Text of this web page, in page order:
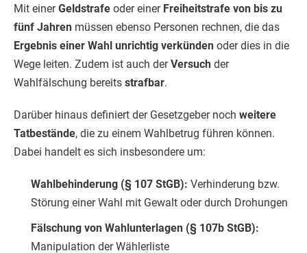
Mit einerGeldstrafe oder einer Freiheitstrafe von bis zu
fünf Jahren müssen ebenso Personen rechnen, die das
Ergebnis einer Wahl unrichtig verkünden oder dies in die
Wege leiten. Zudem ist auch derVersuch der
Wahlfälschung bereits strafbar.
Darüber hinaus definiert der Gesetzgeber noch weitere
Tatbestände, die zu einem Wahlbetrug führen können.
Dabei handelt es sich insbesondere um:
Wahlbehinderung (§ 107 StGB): Verhinderung bzw.
Störung einer Wahl mit Gewalt oder durch Drohungen
Fälschung von Wahlunterlagen (§ 107b StGB):
Manipulation der Wählerliste